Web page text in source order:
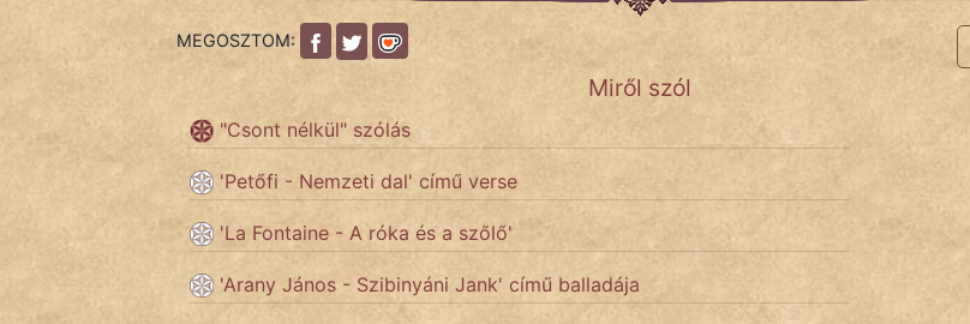
FILM
MEGOSZTOM:
Miről szól
"Csont nélkül" szólás
'Petőfi - Nemzeti dal' című verse
'La Fontaine - A róka és a szőlő'
'Arany János - Szibinyáni Jank' című balladája